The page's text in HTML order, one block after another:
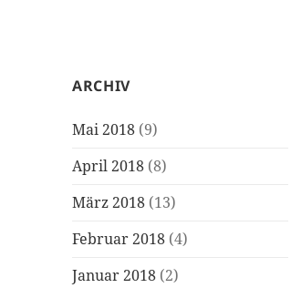
ARCHIV
Mai 2018 (9)
April 2018 (8)
März 2018 (13)
Februar 2018 (4)
Januar 2018 (2)